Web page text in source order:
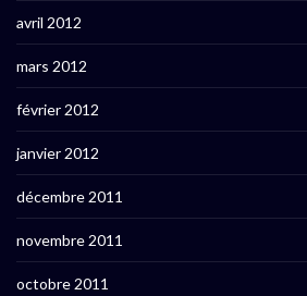
avril 2012
mars 2012
février 2012
janvier 2012
décembre 2011
novembre 2011
octobre 2011